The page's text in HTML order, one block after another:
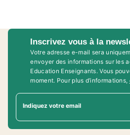
Inscrivez vous à la
Votre adresse e-mail sera
envoyer des informations sur les
Education Enseignants. Vous
moment. Pour plus d’informations,
Indiquez votre email